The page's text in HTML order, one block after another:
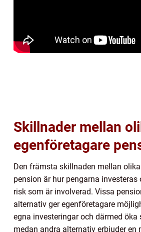
Skillnader mellan
egenföretagare
Den främsta skillnaden mellan
pension är hur pengarna
risk som är involverad. Vissa
alternativ ger egenföretagare
egna investeringar och därmed öka
medan andra alternativ erbjuder en